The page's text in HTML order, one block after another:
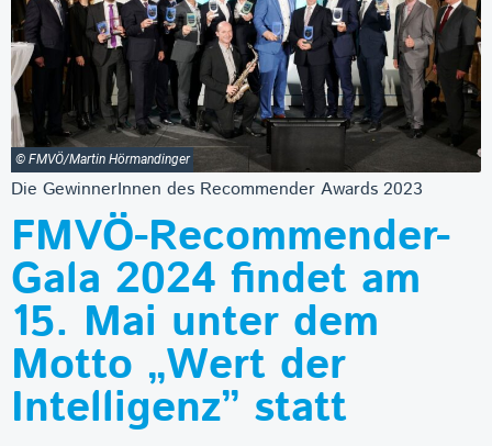
© FMVÖ/Martin Hörmandinger
Die GewinnerInnen des Recommender Awards 2023
FMVÖ-Recommender-
Gala 2024 findet am
15. Mai unter dem
Motto „Wert der
Intelligenz” statt